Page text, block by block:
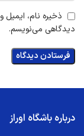
ذخیره نام، ایمیل
دیدگاهی می‌نویسم.
درباره باشگاه اوراز